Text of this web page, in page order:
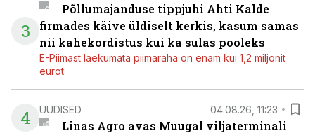
3
Põllumajanduse tippjuhi Ahti Kalde
firmades käive üldiselt kerkis, kasum samas
nii kahekordistus kui ka sulas pooleks
E-Piimast laekumata piimaraha on enam kui 1,2 miljonit
eurot
4 UUDISED 04.08.26, 11:23
Linas Agro avas Muugal viljaterminali